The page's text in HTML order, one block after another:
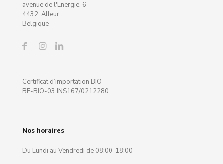
avenue de l'Energie, 6
4432, Alleur
Belgique
Certificat d’importation BIO
BE-BIO-03 INS167/0212280
Nos horaires
Du Lundi au Vendredi de 08:00-18:00